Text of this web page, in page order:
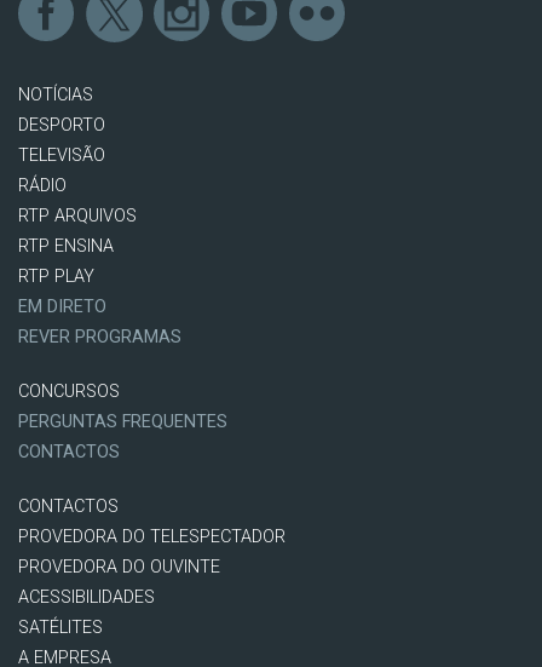
NOTÍCIAS
DESPORTO
TELEVISÃO
RÁDIO
RTP ARQUIVOS
RTP ENSINA
RTP PLAY
EM DIRETO
REVER PROGRAMAS
CONCURSOS
PERGUNTAS FREQUENTES
CONTACTOS
CONTACTOS
PROVEDORA DO TELESPECTADOR
PROVEDORA DO OUVINTE
ACESSIBILIDADES
SATÉLITES
A EMPRESA